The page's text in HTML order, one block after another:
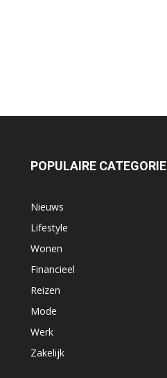
POPULAIRE CATEGORIE
Nieuws
Lifestyle
Wonen
Financieel
Reizen
Mode
Werk
Zakelijk